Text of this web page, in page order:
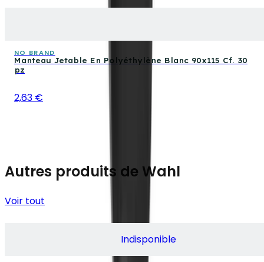
NO BRAND
Manteau Jetable En Polyéthylène Blanc 90x115 Cf. 30
pz
2,63 €
Autres produits de Wahl
Voir tout
Indisponible